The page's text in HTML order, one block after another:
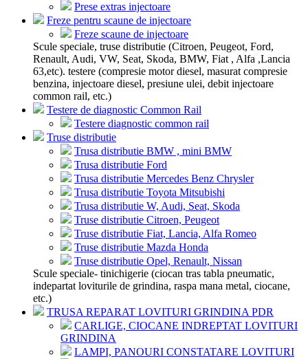
Prese extras injectoare
Freze pentru scaune de injectoare
Freze scaune de injectoare
Scule speciale, truse distributie (Citroen, Peugeot, Ford,
Renault, Audi, VW, Seat, Skoda, BMW, Fiat , Alfa ,Lancia
63,etc). testere (compresie motor diesel, masurat compresie
benzina, injectoare diesel, presiune ulei, debit injectoare
common rail, etc.)
Testere de diagnostic Common Rail
Testere diagnostic common rail
Truse distributie
Trusa distributie BMW , mini BMW
Trusa distributie Ford
Trusa distributie Mercedes Benz Chrysler
Trusa distributie Toyota Mitsubishi
Trusa distributie W, Audi, Seat, Skoda
Truse distributie Citroen, Peugeot
Truse distributie Fiat, Lancia, Alfa Romeo
Truse distributie Mazda Honda
Truse distributie Opel, Renault, Nissan
Scule speciale- tinichigerie (ciocan tras tabla pneumatic,
indepartat loviturile de grindina, raspa mana metal, ciocane,
etc.)
TRUSA REPARAT LOVITURI GRINDINA PDR
CARLIGE, CIOCANE INDREPTAT LOVITURI
GRINDINA
LAMPI, PANOURI CONSTATARE LOVITURI